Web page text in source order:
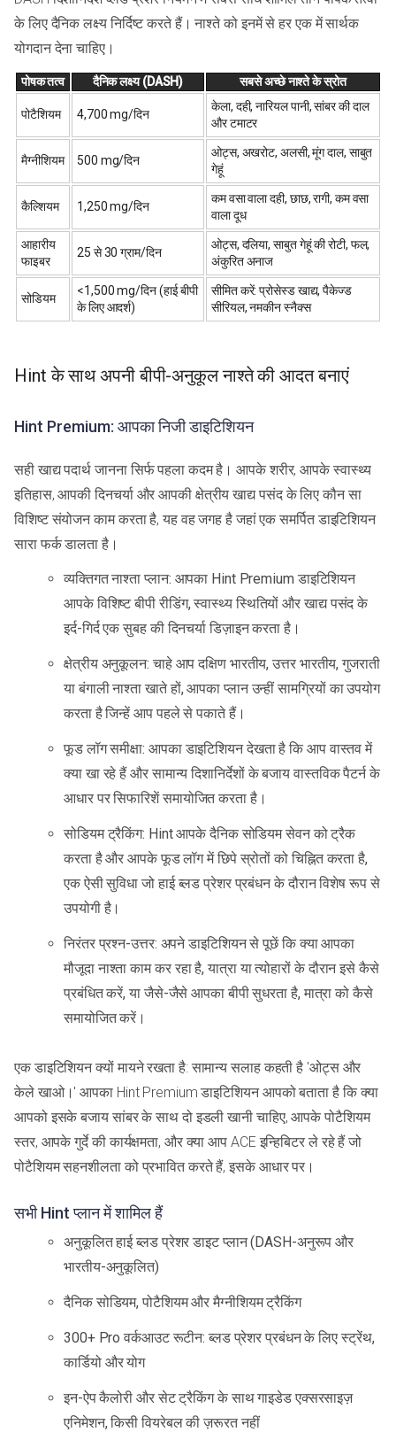
के लिए दैनिक लक्ष्य निर्दिष्ट करते हैं। नाश्ते को इनमें से हर एक में सार्थक
योगदान देना चाहिए।
पोषक तत्व दैनिक लक्ष्य (DASH) सबसे अच्छे नाश्ते के स्रोत
पोटैशियम 4,700 mg/दिन
केला, दही, नारियल पानी, सांबर की दाल
और टमाटर
मैग्नीशियम 500 mg/दिन
ओट्स, अखरोट, अलसी, मूंग दाल, साबुत
गेहूं
कैल्शियम 1,250 mg/दिन
कम वसा वाला दही, छाछ, रागी, कम वसा
वाला दूध
आहारीय
फाइबर
25 से 30 ग्राम/दिन
ओट्स, दलिया, साबुत गेहूं की रोटी, फल,
अंकुरित अनाज
सोडियम
<1,500 mg/दिन (हाई बीपी
के लिए आदर्श)
सीमित करें: प्रोसेस्ड खाद्य, पैकेज्ड
सीरियल, नमकीन स्नैक्स
Hint के साथ अपनी बीपी-अनुकूल नाश्ते की आदत बनाएं
Hint Premium: आपका निजी डाइटिशियन
सही खाद्य पदार्थ जानना सिर्फ पहला कदम है। आपके शरीर, आपके स्वास्थ्य
इतिहास, आपकी दिनचर्या और आपकी क्षेत्रीय खाद्य पसंद के लिए कौन सा
विशिष्ट संयोजन काम करता है, यह वह जगह है जहां एक समर्पित डाइटिशियन
सारा फर्क डालता है।
व्यक्तिगत नाश्ता प्लान: आपका Hint Premium डाइटिशियन
आपके विशिष्ट बीपी रीडिंग, स्वास्थ्य स्थितियों और खाद्य पसंद के
इर्द-गिर्द एक सुबह की दिनचर्या डिज़ाइन करता है।
क्षेत्रीय अनुकूलन: चाहे आप दक्षिण भारतीय, उत्तर भारतीय, गुजराती
या बंगाली नाश्ता खाते हों, आपका प्लान उन्हीं सामग्रियों का उपयोग
करता है जिन्हें आप पहले से पकाते हैं।
फूड लॉग समीक्षा: आपका डाइटिशियन देखता है कि आप वास्तव में
क्या खा रहे हैं और सामान्य दिशानिर्देशों के बजाय वास्तविक पैटर्न के
आधार पर सिफारिशें समायोजित करता है।
सोडियम ट्रैकिंग: Hint आपके दैनिक सोडियम सेवन को ट्रैक
करता है और आपके फूड लॉग में छिपे स्रोतों को चिह्नित करता है,
एक ऐसी सुविधा जो हाई ब्लड प्रेशर प्रबंधन के दौरान विशेष रूप से
उपयोगी है।
निरंतर प्रश्न-उत्तर: अपने डाइटिशियन से पूछें कि क्या आपका
मौजूदा नाश्ता काम कर रहा है, यात्रा या त्योहारों के दौरान इसे कैसे
प्रबंधित करें, या जैसे-जैसे आपका बीपी सुधरता है, मात्रा को कैसे
समायोजित करें।
एक डाइटिशियन क्यों मायने रखता है: सामान्य सलाह कहती है 'ओट्स और
केले खाओ।' आपका Hint Premium डाइटिशियन आपको बताता है कि क्या
आपको इसके बजाय सांबर के साथ दो इडली खानी चाहिए, आपके पोटैशियम
स्तर, आपके गुर्दे की कार्यक्षमता, और क्या आप ACE इन्हिबिटर ले रहे हैं जो
पोटैशियम सहनशीलता को प्रभावित करते हैं, इसके आधार पर।
सभी Hint प्लान में शामिल हैं
अनुकूलित हाई ब्लड प्रेशर डाइट प्लान (DASH-अनुरूप और
भारतीय-अनुकूलित)
दैनिक सोडियम, पोटैशियम और मैग्नीशियम ट्रैकिंग
300+ Pro वर्कआउट रूटीन: ब्लड प्रेशर प्रबंधन के लिए स्ट्रेंथ,
कार्डियो और योग
इन-ऐप कैलोरी और सेट ट्रैकिंग के साथ गाइडेड एक्सरसाइज़
एनिमेशन, किसी वियरेबल की ज़रूरत नहीं